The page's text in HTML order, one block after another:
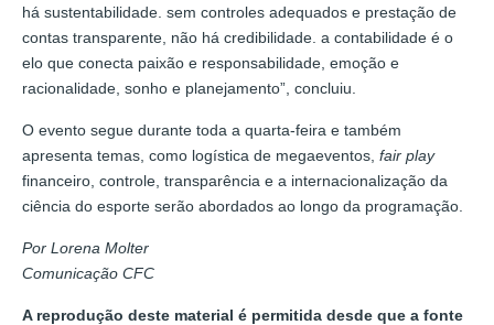
há sustentabilidade. sem controles adequados e prestação de
contas transparente, não há credibilidade. a contabilidade é o
elo que conecta paixão e responsabilidade, emoção e
racionalidade, sonho e planejamento”, concluiu.
O evento segue durante toda a quarta-feira e também
apresenta temas, como logística de megaeventos, fair play
financeiro, controle, transparência e a internacionalização da
ciência do esporte serão abordados ao longo da programação.
Por Lorena Molter
Comunicação CFC
A reprodução deste material é permitida desde que a fonte